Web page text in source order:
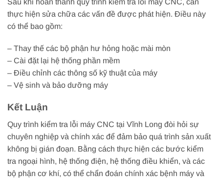
thực hiện sửa chữa các vấn đề được phát hiện. Điều này
có thể bao gồm:
– Thay thế các bộ phận hư hỏng hoặc mài mòn
– Cài đặt lại hệ thống phần mềm
– Điều chỉnh các thông số kỹ thuật của máy
– Vệ sinh và bảo dưỡng máy
Kết Luận
Quy trình kiểm tra lỗi máy CNC tại Vĩnh Long đòi hỏi sự
chuyên nghiệp và chính xác để đảm bảo quá trình sản xuất
không bị gián đoạn. Bằng cách thực hiện các bước kiểm
tra ngoại hình, hệ thống điện, hệ thống điều khiển, và các
bộ phận cơ khí, có thể chẩn đoán chính xác bệnh máy và